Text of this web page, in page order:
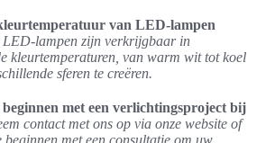
van LED-lampen
LED-lampen zijn verkrijgbaar in
kleurtemperaturen, van warm wit tot koel
sferen te creëren.
met een verlichtingsproject bij
contact met ons op via onze website of